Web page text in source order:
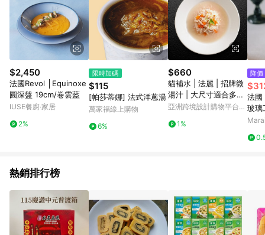
$2,450
法國Revol │Equinoxe
圓深盤 19cm/卷雲藍
IUSE餐廚‧家居
2%
限時加碼
$115
[帕莎蒂娜] 法式洋蔥湯
萬家福線上購物
6%
$660
貓補水 | 法麗 | 招牌微
湯汁 | 大尺寸適合多貓
家庭 | 165g*12
亞洲跨境設計購物平台
1%
降價
法國
玻璃
熱銷排行榜